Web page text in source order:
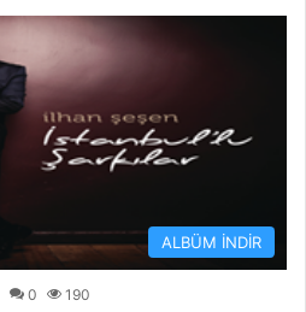
ALBÜM İNDİR
0 190